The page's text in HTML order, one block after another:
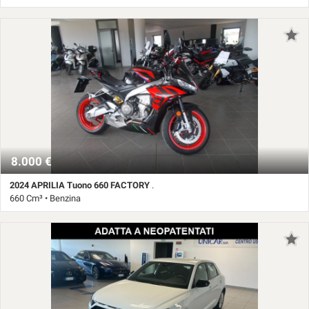
24.124 Km • Cambio Manuale (6) • Giallo pastello
8.000 €
2024 APRILIA Tuono 660 FACTORY .
660 Cm³ • Benzina
13.122 Km • Cambio Manuale (6) • Nero metallizzato